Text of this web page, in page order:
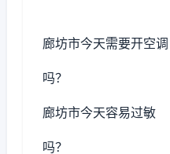
廊坊市今天需要开空调
吗？
廊坊市今天容易过敏
吗？